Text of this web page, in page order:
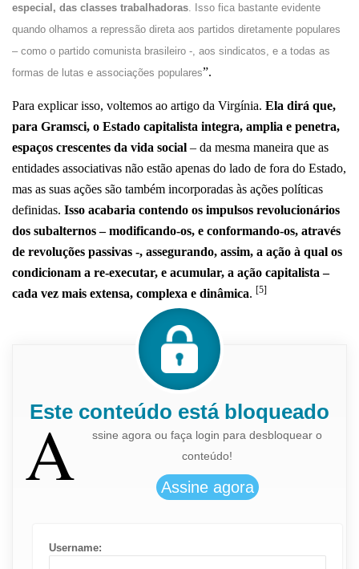
especial, das classes trabalhadoras . Isso fica bastante evidente
quando olhamos a repressão direta aos partidos diretamente populares
– como o partido comunista brasileiro -, aos sindicatos, e a todas as
formas de lutas e associações populares”.
Para explicar isso, voltemos ao artigo da Virgínia. Ela dirá que,
para Gramsci, o Estado capitalista integra, amplia e penetra,
espaços crescentes da vida social – da mesma maneira que as
entidades associativas não estão apenas do lado de fora do Estado,
mas as suas ações são também incorporadas às ações políticas
definidas. Isso acabaria contendo os impulsos revolucionários
dos subalternos – modificando-os, e conformando-os, através
de revoluções passivas -, assegurando, assim, a ação à qual os
condicionam a re-executar, e acumular, a ação capitalista –
cada vez mais extensa, complexa e dinâmica. [5]
Este conteúdo está bloqueado
A
ssine agora ou faça login para desbloquear o
conteúdo!
Username: